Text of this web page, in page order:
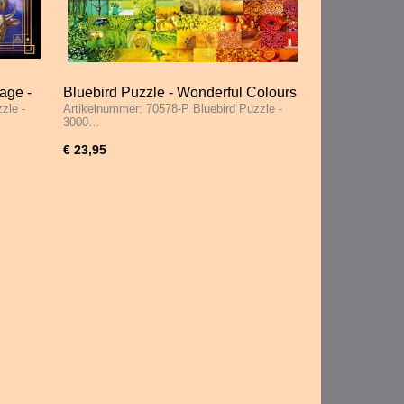
-
-
Bluebird Puzzle - Wonderful Colours
- 3000 Stukjes
Artikelnummer: 70578-P Bluebird Puzzle -
3000…
€ 23,95